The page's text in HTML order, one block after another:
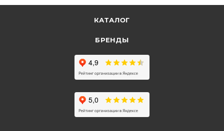
КАТАЛОГ
БРЕНДЫ